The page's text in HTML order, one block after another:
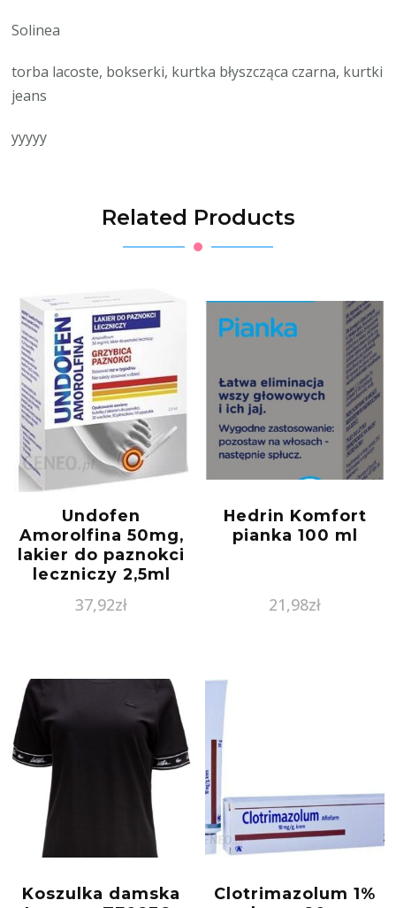
Solinea
torba lacoste, bokserki, kurtka błyszcząca czarna, kurtki
jeans
yyyyy
Related Products
Undofen
Amorolfina 50mg,
lakier do paznokci
leczniczy 2,5ml
37,92zł
Hedrin Komfort
pianka 100 ml
21,98zł
Koszulka damska
Clotrimazolum 1%